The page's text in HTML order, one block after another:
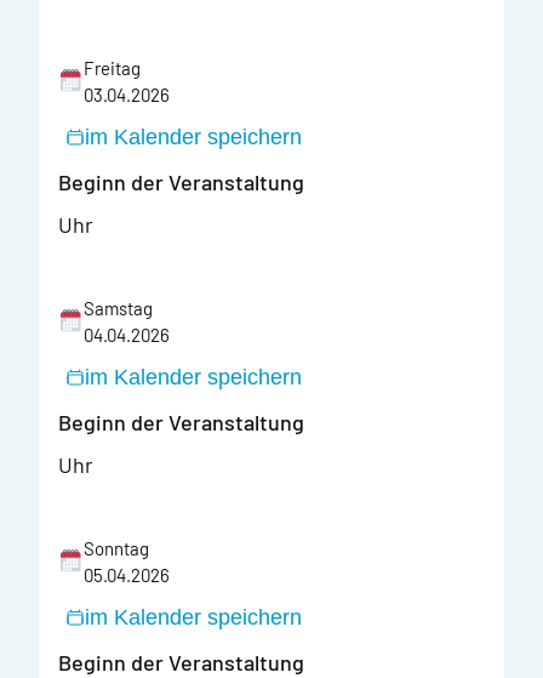
Freitag
03.04.2026
im Kalender speichern
Beginn der Veranstaltung
Uhr
Samstag
04.04.2026
im Kalender speichern
Beginn der Veranstaltung
Uhr
Sonntag
05.04.2026
im Kalender speichern
Beginn der Veranstaltung